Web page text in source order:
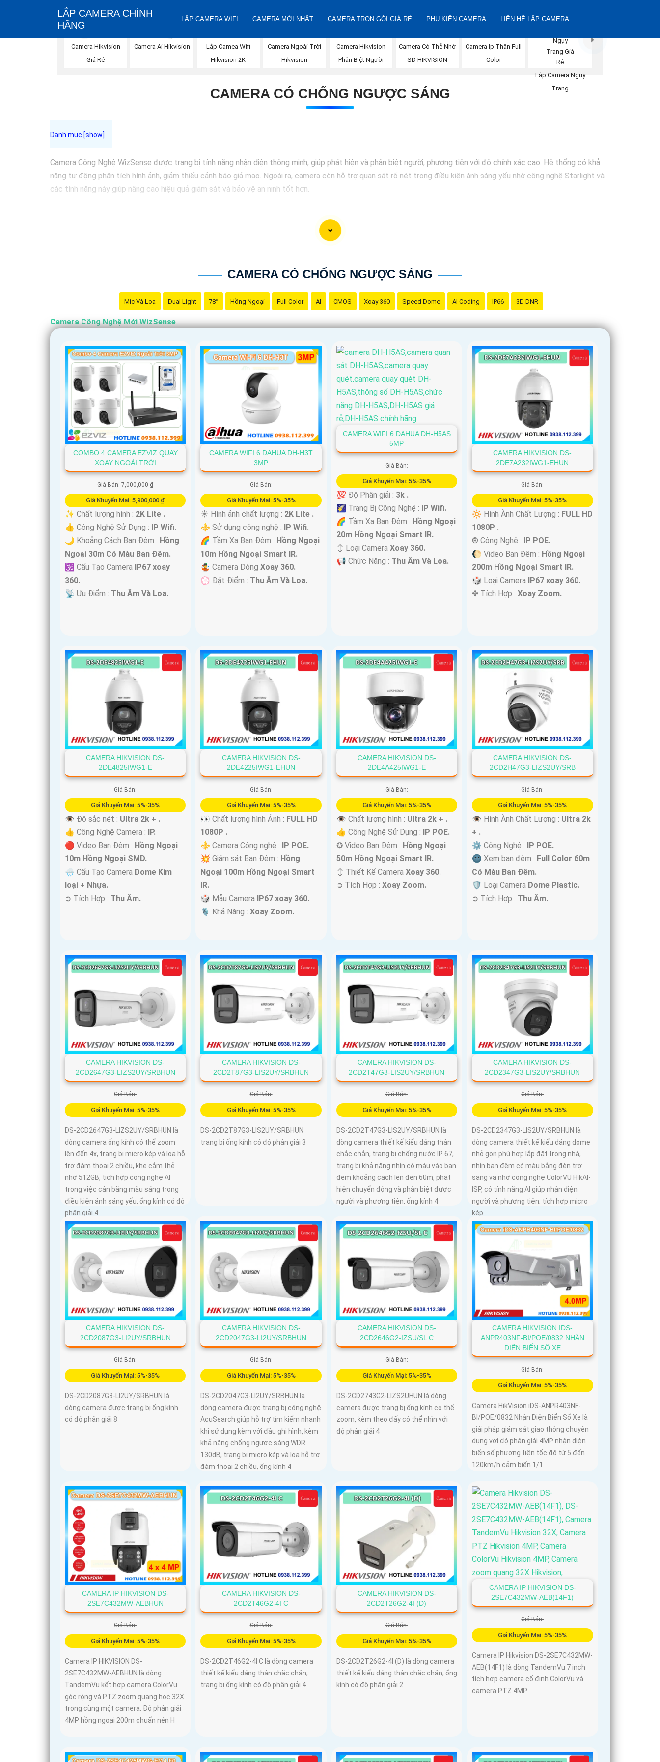
LẮP CAMERA CHÍNH
HÃNG
LẮP CAMERA WIFI CAMERA MỚI NHẤT CAMERA TRỌN GÓI GIÁ RẺ PHỤ KIỆN CAMERA LIÊN HỆ LẮP CAMERA
Camera Hikvision
Giá Rẻ
Camera Ai Hikvision
Lắp Camea Wifi
Hikvision 2K
Camera Ngoài Trời
Hikvision
Camera Hikvision
Phân Biệt Người
Camera Có Thẻ Nhớ
SD HIKVISION
Camera Ip Thân Full
Color
Lắp Camera Ngụy
Trang
CAMERA CÓ CHỐNG NGƯỢC SÁNG
Camera Công Nghệ WizSense được trang bị tính năng nhận diện thông minh, giúp phát hiện và phân biệt người, phương tiện với độ chính xác cao. Hệ thống có khả
năng tự động phân tích hình ảnh, giảm thiểu cảnh báo giả mạo. Ngoài ra, camera còn hỗ trợ quan sát rõ nét trong điều kiện ánh sáng yếu nhờ công nghệ Starlight và
các tính năng này giúp nâng cao hiệu quả giám sát và bảo vệ an ninh tốt hơn.
CAMERA CÓ CHỐNG NGƯỢC SÁNG
Mic Và Loa Dual Light 78° Hồng Ngoại Full Color AI CMOS Xoay 360 Speed Dome AI Coding IP66 3D DNR
Camera Công Nghệ Mới WizSense
COMBO 4 CAMERA EZVIZ QUAY
XOAY NGOÀI TRỜI
Giá Bán: 7,000,000 ₫
Giá Khuyến Mại: 5,900,000 ₫
✨ Chất lượng hình : 2K Lite .
👍 Công Nghệ Sử Dụng : IP Wifi.
🌙 Khoảng Cách Ban Đêm : Hồng
Ngoại 30m Có Màu Ban Ðêm.
🕉️ Cấu Tạo Camera IP67 xoay
360.
️📡 Ưu Điểm : Thu Âm Và Loa.
CAMERA WIFI 6 DAHUA DH-H3T
3MP
Giá Bán:
Giá Khuyến Mại: 5%-35%
☀️ Hình ảnh chất lượng : 2K Lite .
⚜️ Sử dụng công nghệ :
IP Wifi.
🌈 Tầm Xa Ban Đêm : Hồng Ngoại
10m Hồng Ngoại Smart IR.
🤹 Camera DòngXoay 360.
️💮 Đặt Điểm : Thu Âm Và Loa.
CAMERA WIFI 6 DAHUA DH-H5AS
5MP
Giá Bán:
Giá Khuyến Mại: 5%-35%
💯 Độ Phân giải : 3k .
🌠 Trang Bị Công Nghệ : IP Wifi.
🌈 Tầm Xa Ban Đêm : Hồng Ngoại
20m Hồng Ngoại Smart IR.
↕️ Loại Camera Xoay 360.
️📢 Chức Năng : Thu Âm Và Loa.
CAMERA HIKVISION DS-
2DE7A232IWG1-EHUN
Giá Bán:
Giá Khuyến Mại: 5%-35%
🔆 Hình Ành Chất Lượng : FULL HD
1080P .
®️ Công Nghệ : IP POE.
🌔 Video Ban Đêm : Hồng Ngoại
200m Hồng Ngoại Smart IR.
🎲 Loại Camera IP67 xoay 360.
️✤ Tích Hợp :Xoay Zoom.
CAMERA HIKVISION DS-
2DE4825IWG1-E
Giá Bán:
Giá Khuyến Mại: 5%-35%
👁 Độ sắc nét : Ultra 2k + .
👍 Công Nghệ Camera : IP.
🔴 Video Ban Đêm : Hồng Ngoại
10m Hồng Ngoại SMD.
🌧️ Cấu Tạo Camera Dome Kim
loại + Nhựa.
️➲ Tích Hợp : Thu Âm.
CAMERA HIKVISION DS-
2DE4225IWG1-EHUN
Giá Bán:
Giá Khuyến Mại: 5%-35%
️
👀 Chất lượng hình Ảnh : FULL HD
1080P .
⚜️ Camera Công nghệ : IP POE.
💥 Giám sát Ban Đêm : Hồng
Ngoại 100m Hồng Ngoại Smart
IR.
🎲 Mẫu Camera IP67 xoay 360.
️🎙 Khả Năng :Xoay Zoom.
CAMERA HIKVISION DS-
2DE4A425IWG1-E
Giá Bán:
Giá Khuyến Mại: 5%-35%
👁 Chất lượng hình : Ultra 2k + .
👍 Công Nghệ Sử Dụng : IP POE.
✪ Video Ban Đêm : Hồng Ngoại
50m Hồng Ngoại Smart IR.
↕️ Thiết Kế Camera Xoay 360.
️➲ Tích Hợp : Xoay Zoom.
CAMERA HIKVISION DS-
2CD2H47G3-LIZS2UY/SRB
Giá Bán:
Giá Khuyến Mại: 5%-35%
👁 Hình Ành Chất Lượng : Ultra 2k
+ .
⚙ Công Nghệ : IP POE.
🌚 Xem ban đêm : Full Color 60m
Có Màu Ban Ðêm.
🛡 Loại Camera Dome Plastic.
️➲ Tích Hợp : Thu Âm.
CAMERA HIKVISION DS-
2CD2647G3-LIZS2UY/SRBHUN
Giá Bán:
Giá Khuyến Mại: 5%-35%
DS-2CD2647G3-LIZS2UY/SRBHUN là
dòng camera ống kính có thể zoom
lên đến 4x, trang bị micro kép và loa hỗ
trợ đàm thoại 2 chiều, khe cắm thẻ
nhớ 512GB, tích hợp công nghệ AI
trong việc cân bằng màu sáng trong
điều kiện ánh sáng yếu, ống kính có độ
phân giải 4
CAMERA HIKVISION DS-
2CD2T87G3-LIS2UY/SRBHUN
Giá Bán:
Giá Khuyến Mại: 5%-35%
DS-2CD2T87G3-LIS2UY/SRBHUN
trang bị ống kính có độ phân giải 8
CAMERA HIKVISION DS-
2CD2T47G3-LIS2UY/SRBHUN
Giá Bán:
Giá Khuyến Mại: 5%-35%
DS-2CD2T47G3-LIS2UY/SRBHUN là
dòng camera thiết kế kiểu dáng thân
chắc chắn, trang bị chống nước IP 67,
trang bị khả năng nhìn có màu vào ban
đêm khoảng cách lên đến 60m, phát
hiện chuyển động và phân biệt được
người và phương tiện, ống kính 4
CAMERA HIKVISION DS-
2CD2347G3-LIS2UY/SRBHUN
Giá Bán:
Giá Khuyến Mại: 5%-35%
DS-2CD2347G3-LIS2UY/SRBHUN là
dòng camera thiết kế kiểu dáng dome
nhỏ gọn phù hợp lắp đặt trong nhà,
nhìn ban đêm có màu bằng đèn trợ
sáng và nhờ công nghệ ColorVU HikAI-
ISP, có tính năng AI giúp nhận diện
người và phương tiện, tích hợp micro
kép
CAMERA HIKVISION DS-
2CD2087G3-LI2UY/SRBHUN
Giá Bán:
Giá Khuyến Mại: 5%-35%
DS-2CD2087G3-LI2UY/SRBHUN là
dòng camera được trang bị ống kính
có độ phân giải 8
CAMERA HIKVISION DS-
2CD2047G3-LI2UY/SRBHUN
Giá Bán:
Giá Khuyến Mại: 5%-35%
DS-2CD2047G3-LI2UY/SRBHUN là
dòng camera được trang bị công nghệ
AcuSearch giúp hỗ trợ tìm kiếm nhanh
khi sử dụng kèm với đầu ghi hình, kèm
khả năng chống ngược sáng WDR
130dB, trang bị micro kép và loa hỗ trợ
đàm thoại 2 chiều, ống kính 4
CAMERA HIKVISION DS-
2CD2646G2-IZSU/SL C
Giá Bán:
Giá Khuyến Mại: 5%-35%
DS-2CD2743G2-LIZS2UHUN là dòng
camera được trang bị ống kính có thể
zoom, kèm theo đấy có thể nhìn với
độ phân giải 4
CAMERA HIKVISION IDS-
ANPR403NF-BI/POE/0832 NHẬN
DIỆN BIỂN SỐ XE
Giá Bán:
Giá Khuyến Mại: 5%-35%
Camera HikVision iDS-ANPR403NF-
BI/POE/0832 Nhận Diện Biển Số Xe là
giải pháp giám sát giao thông chuyên
dụng với độ phân giải 4MP nhận diện
biển số phương tiện tốc độ từ 5 đến
120km/h cảm biến 1/1
CAMERA IP HIKVISION DS-
2SE7C432MW-AEBHUN
Giá Bán:
Giá Khuyến Mại: 5%-35%
Camera IP HIKVISION DS-
2SE7C432MW-AEBHUN là dòng
TandemVu kết hợp camera ColorVu
góc rộng và PTZ zoom quang học 32X
trong cùng một camera. Độ phân giải
4MP hồng ngoại 200m chuẩn nén H
CAMERA HIKVISION DS-
2CD2T46G2-4I C
Giá Bán:
Giá Khuyến Mại: 5%-35%
DS-2CD2T46G2-4I C là dòng camera
thiết kế kiểu dáng thân chắc chắn,
trang bị ống kính có độ phân giải 4
CAMERA HIKVISION DS-
2CD2T26G2-4I (D)
Giá Bán:
Giá Khuyến Mại: 5%-35%
DS-2CD2T26G2-4I (D) là dòng camera
thiết kế kiểu dáng thân chắc chắn, ống
kính có độ phân giải 2
CAMERA IP HIKVISION DS-
2SE7C432MW-AEB(14F1)
Giá Bán:
Giá Khuyến Mại: 5%-35%
Camera IP Hikvision DS-2SE7C432MW-
AEB(14F1) là dòng TandemVu 7 inch
tích hợp camera cố định ColorVu và
camera PTZ 4MP